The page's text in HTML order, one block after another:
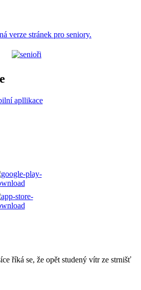
verze stránek pro seniory.
říká se, že opět studený vítr ze strnišť